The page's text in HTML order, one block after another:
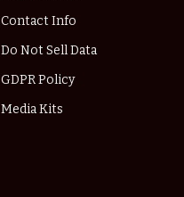
Contact Info
Do Not Sell Data
GDPR Policy
Media Kits